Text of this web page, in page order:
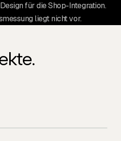
für die Shop-Integration.
liegt nicht vor.